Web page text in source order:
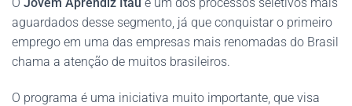
aguardados desse segmento, já que conquistar o primeiro
emprego em uma das empresas mais renomadas do Brasil
chama a atenção de muitos brasileiros.
O programa é uma iniciativa muito importante, que visa